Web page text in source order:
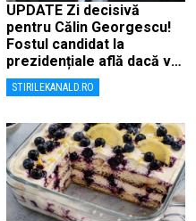
UPDATE Zi decisivă
pentru Călin Georgescu!
Fostul candidat la
prezidențiale află dacă va
fi judecat pentru tentativă
de lovitură de stat
STIRILEKANALD.RO